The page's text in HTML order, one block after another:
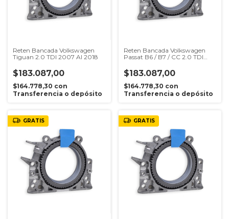
Reten Bancada Volkswagen
Tiguan 2.0 TDI 2007 Al 2018
$183.087,00
$164.778,30 con
Transferencia o depósito
Reten Bancada Volkswagen
Passat B6 / B7 / CC 2.0 TDI
$183.087,00
$164.778,30 con
Transferencia o depósito
GRATIS GRATIS